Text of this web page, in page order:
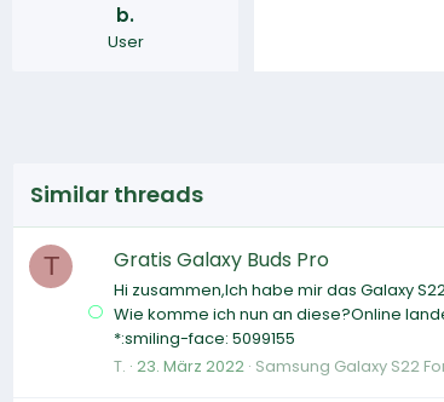
b.
User
Similar threads
T Gratis Galaxy Buds Pro
Hi zusammen,Ich habe mir das Galaxy
Wie komme ich nun an diese?Online
*:smiling-face: 5099155
T. 23. März 2022 Samsung Galaxy S22